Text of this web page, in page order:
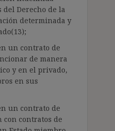
Derecho de la
determinada y
un contrato de
de manera
y en el privado,
en sus
un contrato de
contratos de